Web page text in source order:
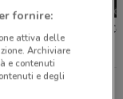
Toys
fornire:
attiva delle
Archiviare
e contenuti
e degli